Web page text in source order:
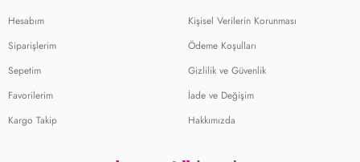
Hesabım
Siparişlerim
Sepetim
Favorilerim
Kargo Takip
Kişisel Verilerin Korunması
Ödeme Koşulları
Gizlilik ve Güvenlik
İade ve Değişim
Hakkımızda